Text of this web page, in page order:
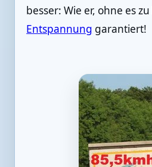
besser: Wie er, ohne es
Entspannung garantiert!